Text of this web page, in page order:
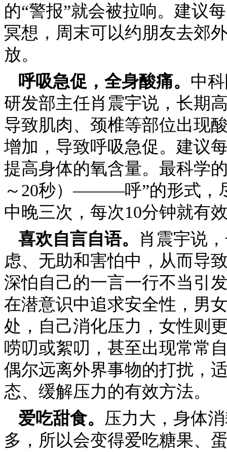
的“警报”就会被拉响。建议
冥想，周末可以约朋友去郊
放。
呼吸急促，全身酸痛。 中
研发部主任肖震宇说，长期
导致肌肉、颈椎等部位出现
增加，导致呼吸急促。建议
提高身体的氧含量。最科
～20秒）———呼”的形式，
中晚三次，每次10分钟就有
喜欢自言自语。
肖震宇说
虑、无助和害怕中，从而导
深怕自己的一言一行不当引
在潜意识中追求安全性，男
处，自己消化压力，女性则
唠叨或絮叨，甚至出现常常
偶尔远离外界事物的打扰，
态、缓解压力的有效方法。
爱吃甜食。 压力大，身体
多，所以会变得爱吃糖果、